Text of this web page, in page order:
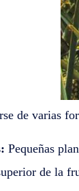
de varias
Pequeñas
de la